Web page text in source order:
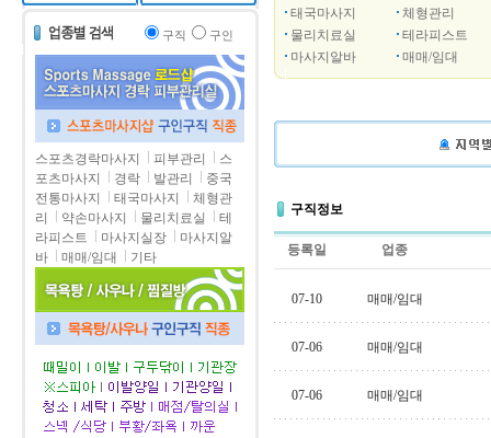
구직 구인
스포츠경락마사지 피부관리
스
포츠마사지
경락 발관리
중국
전통마사지
태국마사지
체형관
리
약손마사지 물리치료실
테
라피스트
마사지실장
마사지알
바
매매/임대 기타
태국마사지
체형관리
물리치료실
테라피스트
마사지알바
매매/임대
구직정보
등록일 업종
07-10 매매/임대
07-06 매매/임대
07-06 매매/임대